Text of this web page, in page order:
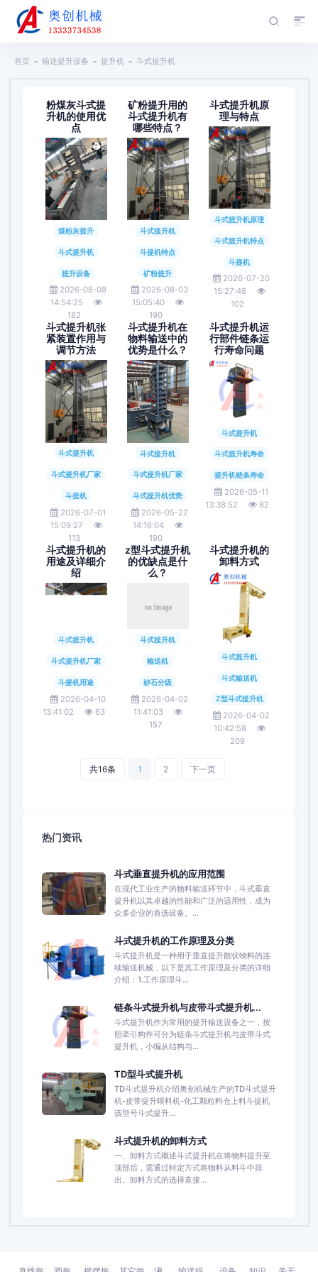
首页 输送提升设备 提升机 斗式提升机
粉煤灰斗式提
升机的使用优
点
煤粉灰提升
斗式提升机
提升设备
2026-08-08
14:54:25
182
矿粉提升用的
斗式提升机有
哪些特点？
斗式提升机
斗提机特点
矿粉提升
2026-08-03
15:05:40
190
斗式提升机原
理与特点
斗式提升机原理
斗式提升机特点
斗提机
2026-07-20
15:27:48
102
斗式提升机张
紧装置作用与
调节方法
斗式提升机
斗式提升机厂家
斗提机
2026-07-01
15:09:27
113
斗式提升机在
物料输送中的
优势是什么？
斗式提升机
斗式提升机厂家
斗式提升机优势
2026-05-22
14:16:04
190
斗式提升机运
行部件链条运
行寿命问题
斗式提升机
斗式提升机寿命
提升机链条寿命
2026-05-11
13:38:52
82
斗式提升机的
用途及详细介
绍
斗式提升机
斗式提升机厂家
斗提机用途
2026-04-10
13:41:02
63
z型斗式提升机
的优缺点是什
么？
斗式提升机
输送机
砂石分级
2026-04-02
11:41:03
157
斗式提升机的
卸料方式
斗式提升机
斗式输送机
Z型斗式提升机
2026-04-02
10:42:58
209
共16条 1 2 下一页
热门资讯
斗式垂直提升机的应用范围
在现代工业生产的物料输送环节中，斗式垂直
提升机以其卓越的性能和广泛的适用性，成为
众多企业的首选设备。...
斗式提升机的工作原理及分类
斗式提升机是一种用于垂直提升散状物料的连
续输送机械，以下是其工作原理及分类的详细
介绍：1.工作原理斗...
链条斗式提升机与皮带斗式提升机...
斗式提升机作为常用的提升输送设备之一，按
照牵引构件可分为链条斗式提升机与皮带斗式
提升机，小编从结构与...
TD型斗式提升机
TD斗式提升机介绍奥创机械生产的TD斗式提升
机-皮带提升喂料机-化工颗粒料仓上料斗提机
该型号斗式提升...
斗式提升机的卸料方式
一、卸料方式概述斗式提升机在将物料提升至
顶部后，需通过特定方式将物料从料斗中排
出。卸料方式的选择直接...